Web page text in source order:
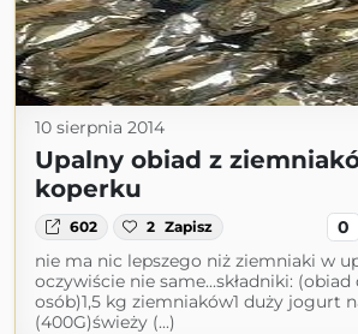
10 sierpnia 2014
Upalny obiad z
koperku
602 2 Zapisz 0
nie ma nic lepszego niż ziemniaki w
oczywiście nie same...składniki:
osób)1,5 kg ziemniaków1 duży jogurt
(400G)świeży (...)